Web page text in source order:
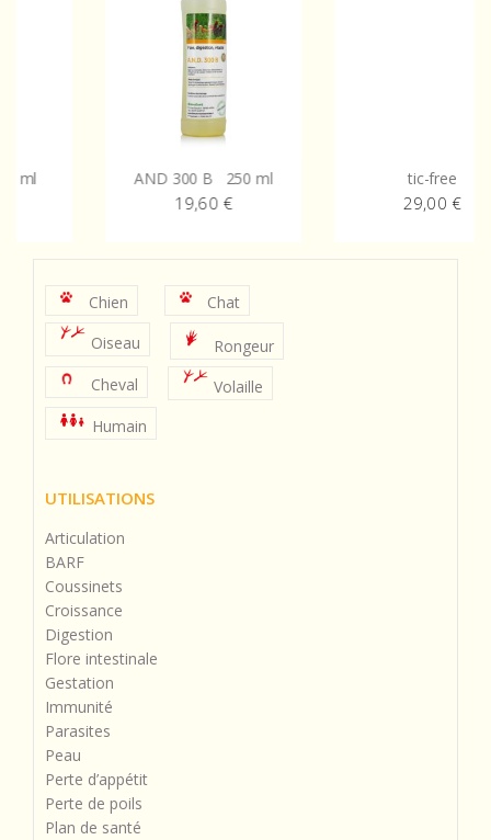
AND 300 B 250 ml
Chien
Chat
Oiseau
Rongeur
Cheval
Volaille
Humain
UTILISATIONS
Articulation
BARF
Coussinets
Croissance
Digestion
Flore intestinale
Gestation
Immunité
Parasites
Peau
Perte d’appétit
Perte de poils
Plan de santé